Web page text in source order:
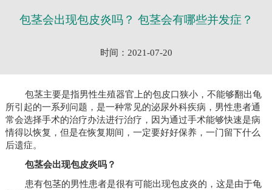
包茎会出现包皮炎吗？ 包茎会有哪些并发症？
时间：2021-07-20
包茎主要是指男性生殖器官上的包皮口狭小，不能够翻出龟
所引起的一系列问题，是一种常见的泌尿外科疾病，男性患者通
常会选择手术的治疗办法进行治疗，因为通过手术能够快速是病
情得以恢复，但是在恢复期间，一定要好好保养，一门留下什么
后遗症。
包茎会出现包皮炎吗？
患有包茎的男性患者是很有可能出现包皮炎的，这是由于龟